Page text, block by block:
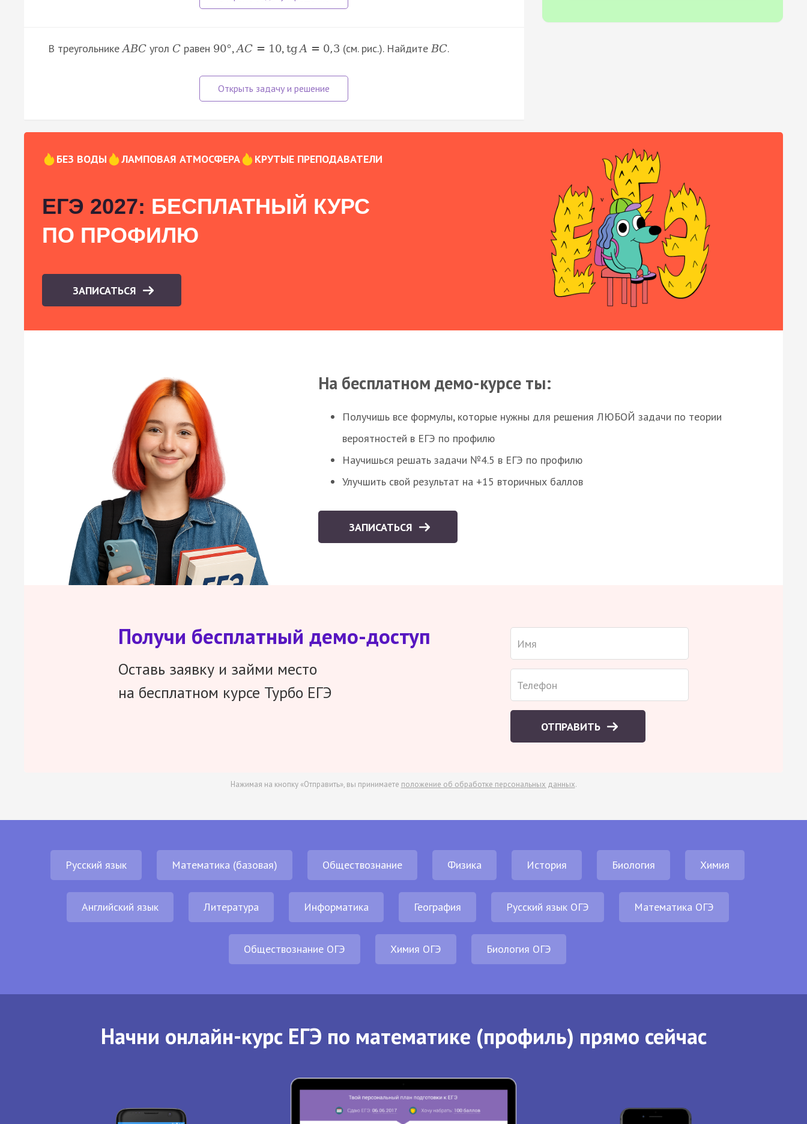
В треугольникеABC угол C равен 90°,AC = 10,tg A = 0,3 (см. рис.). НайдитеBC.
БЕЗ ВОДЫ ЛАМПОВАЯ АТМОСФЕРА КРУТЫЕ ПРЕПОДАВАТЕЛИ
ЕГЭ 2027: БЕСПЛАТНЫЙ КУРС
ПО ПРОФИЛЮ
ЗАПИСАТЬСЯ
На бесплатном демо-курсе ты:
Получишь все формулы, которые нужны для решения ЛЮБОЙ задачи по теории
вероятностей в ЕГЭ по профилю
Научишься решать задачи №4.5 в ЕГЭ по профилю
Улучшить свой результат на +15 вторичных баллов
ЗАПИСАТЬСЯ
Получи бесплатный демо-доступ
Оставь заявку и займи место
на бесплатном курсе Турбо ЕГЭ
ОТПРАВИТЬ
Нажимая на кнопку «Отправить», вы принимаете положение об обработке персональных данных.
Русский язык Математика (базовая) Обществознание Физика История Биология Химия
Английский язык Литература Информатика География Русский язык ОГЭ Математика ОГЭ
Обществознание ОГЭ Химия ОГЭ Биология ОГЭ
Начни онлайн-курс ЕГЭ по математике (профиль) прямо сейчас